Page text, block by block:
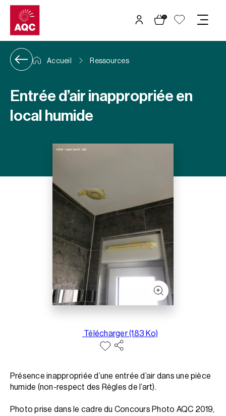
Panneau de gestion des cookies
0
Accueil Ressources
Entrée d’air inappropriée en
local humide
Télécharger (183 Ko)
Présence inappropriée d’une entrée d’air dans une pièce
humide (non-respect des Règles de l’art).
Photo prise dans le cadre du Concours Photo AQC 2019,